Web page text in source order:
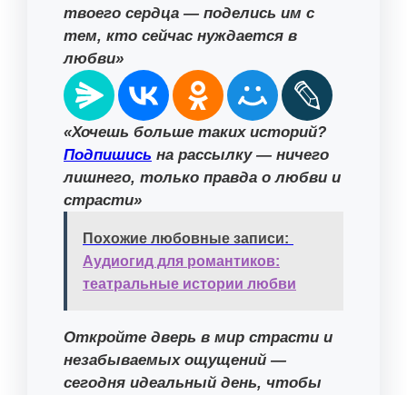
твоего сердца — поделись им с
тем, кто сейчас нуждается в
любви»
«Хочешь больше таких историй?
Подпишись на рассылку — ничего
лишнего, только правда о любви и
страсти»
Похожие любовные записи:
Аудиогид для романтиков:
театральные истории любви
Откройте дверь в мир страсти и
незабываемых ощущений —
сегодня идеальный день, чтобы